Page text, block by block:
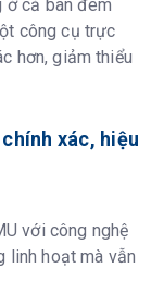
Humidity:
drop on hard
ở cả ban đêm
công cụ trực
hơn, giảm thiểu
xác, hiệu
với công nghệ
linh hoạt mà vẫn